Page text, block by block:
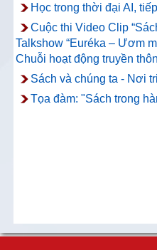
Học trong thời đại AI,
Cuộc thi Video Clip
Talkshow “Euréka – Ươm
Chuỗi hoạt động truyền
Sách và chúng ta - Nơi
Tọa đàm: "Sách trong